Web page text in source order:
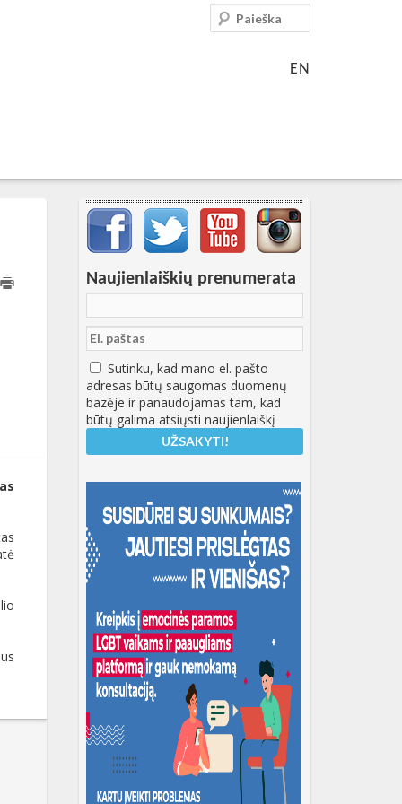
EN
Paieška
Svarbių įrašų meniu
Naujienlaiškių prenumerata
Sutinku, kad mano el. pašto
adresas būtų saugomas duomenų
bazėje ir panaudojamas tam, kad
būtų galima atsiųsti naujienlaiškį